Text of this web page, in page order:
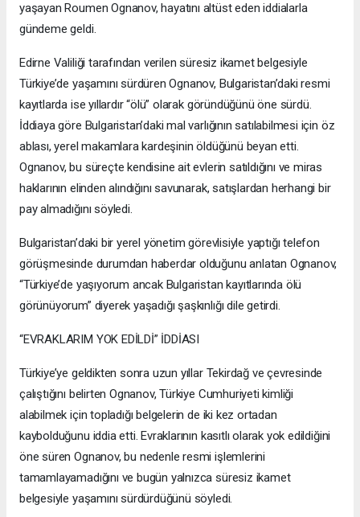
yaşayan Roumen Ognanov, hayatını altüst eden iddialarla
gündeme geldi.
Edirne Valiliği tarafından verilen süresiz ikamet belgesiyle
Türkiye’de yaşamını sürdüren Ognanov, Bulgaristan’daki resmi
kayıtlarda ise yıllardır “ölü” olarak göründüğünü öne sürdü.
İddiaya göre Bulgaristan’daki mal varlığının satılabilmesi için öz
ablası, yerel makamlara kardeşinin öldüğünü beyan etti.
Ognanov, bu süreçte kendisine ait evlerin satıldığını ve miras
haklarının elinden alındığını savunarak, satışlardan herhangi bir
pay almadığını söyledi.
Bulgaristan’daki bir yerel yönetim görevlisiyle yaptığı telefon
görüşmesinde durumdan haberdar olduğunu anlatan Ognanov,
“Türkiye’de yaşıyorum ancak Bulgaristan kayıtlarında ölü
görünüyorum” diyerek yaşadığı şaşkınlığı dile getirdi.
“EVRAKLARIM YOK EDİLDİ” İDDİASI
Türkiye’ye geldikten sonra uzun yıllar Tekirdağ ve çevresinde
çalıştığını belirten Ognanov, Türkiye Cumhuriyeti kimliği
alabilmek için topladığı belgelerin de iki kez ortadan
kaybolduğunu iddia etti. Evraklarının kasıtlı olarak yok edildiğini
öne süren Ognanov, bu nedenle resmi işlemlerini
tamamlayamadığını ve bugün yalnızca süresiz ikamet
belgesiyle yaşamını sürdürdüğünü söyledi.